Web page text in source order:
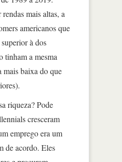
mais altas, a
americanos que
à dos
tinham a mesma
mais baixa do que
riqueza? Pode
cresceram
emprego era um
de acordo. Eles